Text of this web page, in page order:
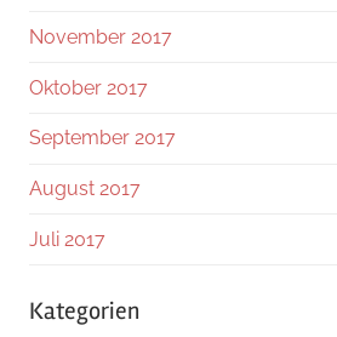
November 2017
Oktober 2017
September 2017
August 2017
Juli 2017
Kategorien